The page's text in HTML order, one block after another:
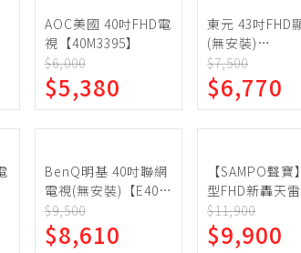
味
乾
)
居家裝修
開運
園藝植栽
寵物飼料、寵
AOC美國 40吋FHD電
視【40M3395】
$6,000
$5,380
東元 43吋FHD
(無安裝)
【TL43A10TRE
$7,500
$6,770
BenQ明基 40吋聯網
電視(無安裝)【E40-
530】
$9,500
$8,610
【SAMPO聲寶
型FHD新轟天
器+視訊盒 EM-
43MDT200
$11,900
$9,900